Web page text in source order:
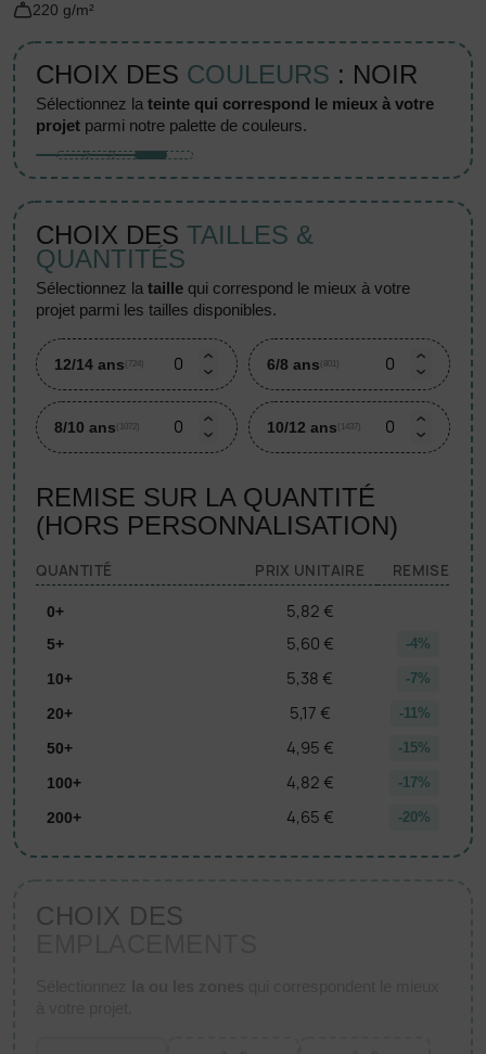
220 g/m²
CHOIX DES COULEURS : NOIR
sélectionnez lateinte qui correspond le mieux à votre
projet parmi notre palette de couleurs.
CHOIX DES TAILLES &
QUANTITÉS
sélectionnez lataille qui correspond le mieux à votre
projet parmi les tailles disponibles.
12/14 ans (724) 6/8 ans (801)
8/10 ans (1072) 10/12 ans (1437)
REMISE SUR LA QUANTITÉ
(HORS PERSONNALISATION)
QUANTITÉ PRIX UNITAIRE REMISE
0+ 5,82 €
5+ 5,60 € -4%
10+ 5,38 € -7%
20+ 5,17 € -11%
50+ 4,95 € -15%
100+ 4,82 € -17%
200+ 4,65 € -20%
CHOIX DES